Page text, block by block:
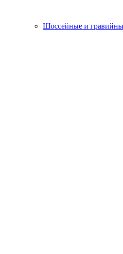
Шоссейные и